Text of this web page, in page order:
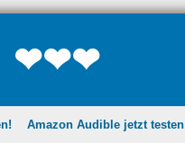
❤❤❤
Amazon Audible jetzt testen